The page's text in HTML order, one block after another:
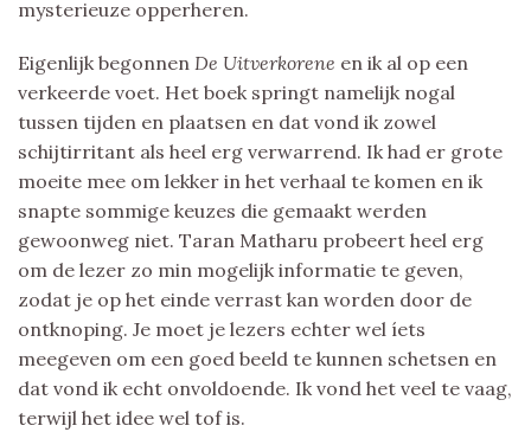
mysterieuze opperheren.
Eigenlijk begonnen De Uitverkorene en ik al op een
verkeerde voet. Het boek springt namelijk nogal
tussen tijden en plaatsen en dat vond ik zowel
schijtirritant als heel erg verwarrend. Ik had er grote
moeite mee om lekker in het verhaal te komen en ik
snapte sommige keuzes die gemaakt werden
gewoonweg niet. Taran Matharu probeert heel erg
om de lezer zo min mogelijk informatie te geven,
zodat je op het einde verrast kan worden door de
ontknoping. Je moet je lezers echter wel íets
meegeven om een goed beeld te kunnen schetsen en
dat vond ik echt onvoldoende. Ik vond het veel te vaag,
terwijl het idee wel tof is.